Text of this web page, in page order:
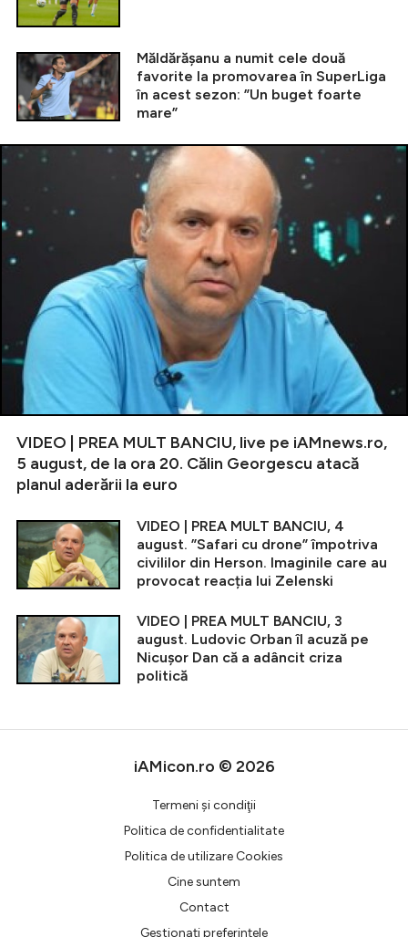
Măldărășanu a numit cele două
favorite la promovarea în SuperLiga
în acest sezon: ”Un buget foarte
mare”
VIDEO | PREA MULT BANCIU, live pe iAMnews.ro,
5 august, de la ora 20. Călin Georgescu atacă
planul aderării la euro
VIDEO | PREA MULT BANCIU, 4
august. ”Safari cu drone” împotriva
civililor din Herson. Imaginile care au
provocat reacția lui Zelenski
VIDEO | PREA MULT BANCIU, 3
august. Ludovic Orban îl acuză pe
Nicușor Dan că a adâncit criza
politică
iAMicon.ro © 2026
Termeni şi condiţii
Politica de confidentialitate
Politica de utilizare Cookies
Cine suntem
Contact
Gestionați preferințele